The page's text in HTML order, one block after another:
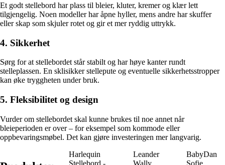
Et godt stellebord har plass til bleier, kluter, kremer og klær lett
tilgjengelig. Noen modeller har åpne hyller, mens andre har skuffer
eller skap som skjuler rotet og gir et mer ryddig uttrykk.
4. Sikkerhet
Sørg for at stellebordet står stabilt og har høye kanter rundt
stelleplassen. En sklisikker stellepute og eventuelle sikkerhetsstropper
kan øke tryggheten under bruk.
5. Fleksibilitet og design
Vurder om stellebordet skal kunne brukes til noe annet når
bleieperioden er over – for eksempel som kommode eller
oppbevaringsmøbel. Det kan gjøre investeringen mer langvarig.
Harlequin
Stellebord -
Leander
Wally
BabyDan
Sofie